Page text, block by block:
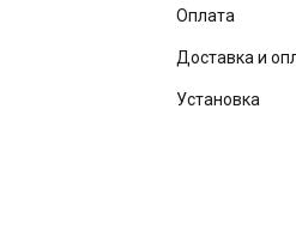
Оплата
Доставка и
Установка